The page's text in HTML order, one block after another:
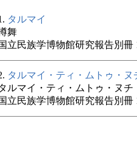
タルマイ
舞
立民族学博物館研究報告別冊
タルマイ・ティ・ムトゥ・ヌ
ルマイ・ティ・ムトゥ・ヌチ
立民族学博物館研究報告別冊